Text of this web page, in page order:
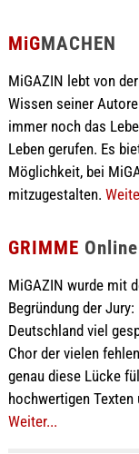
MiGMACHEN
MiGAZIN lebt von
Wissen seiner
immer noch das
Leben gerufen. Es
Möglichkeit, bei
mitzugestalten.
GRIMME
MiGAZIN wurde mit
Begründung der
Deutschland viel
Chor der vielen
genau diese Lücke
hochwertigen
Weiter...